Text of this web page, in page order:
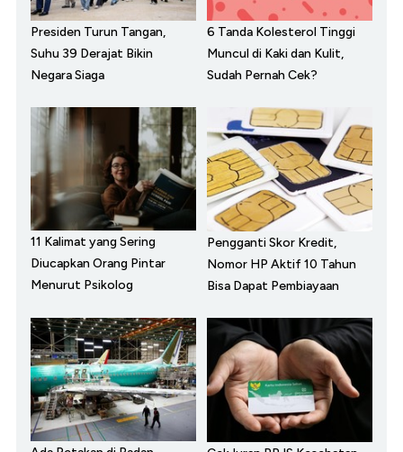
Presiden Turun Tangan,
Suhu 39 Derajat Bikin
Negara Siaga
6 Tanda Kolesterol Tinggi
Muncul di Kaki dan Kulit,
Sudah Pernah Cek?
11 Kalimat yang Sering
Diucapkan Orang Pintar
Menurut Psikolog
Pengganti Skor Kredit,
Nomor HP Aktif 10 Tahun
Bisa Dapat Pembiayaan